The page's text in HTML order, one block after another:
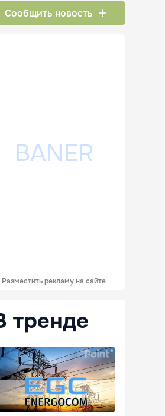
Сообщить новость
Разместить рекламу на сайте
тренде